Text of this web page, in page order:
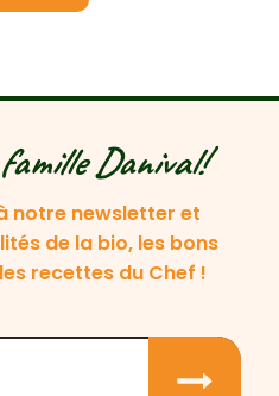
Danival!
notre newsletter et
de la bio, les bons
recettes du Chef !